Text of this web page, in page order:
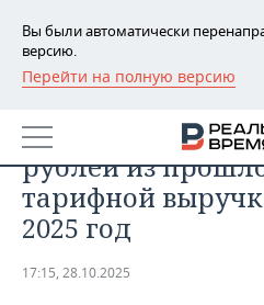
Вы были автоматически
версию.
Перейти на полную версию
РЕГИОНЫ
БАШКОРТОСТАН
ТАТАРСТАН
УДМУРТИЯ
НОВОСТИ
АНАЛИТИКА
НОВОСТИ АНАЛИТИКИ
ДЕКЛАРАЦИИ О ДОХОДАХ
ЭКОНОМИКА
НОВОСТИ ЭКОНОМИКИ
ПРОМЫШЛЕННОСТЬ
«Казэнерго»
рублей из
тарифной
2025 год
17:15, 28.10.2025